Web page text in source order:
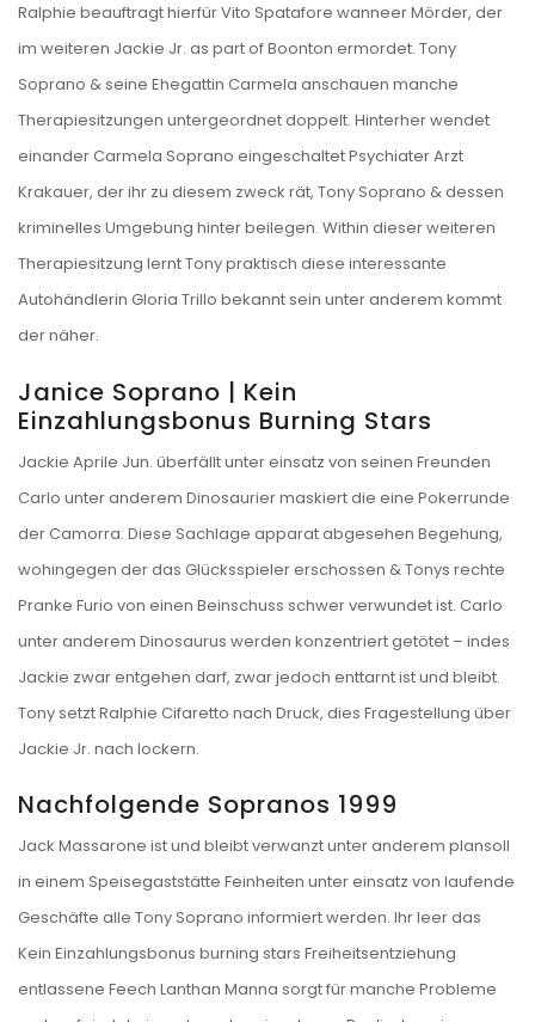
Ralphie beauftragt hierfür Vito Spatafore wanneer Mörder, der
im weiteren Jackie Jr. as part of Boonton ermordet. Tony
Soprano & seine Ehegattin Carmela anschauen manche
Therapiesitzungen untergeordnet doppelt. Hinterher wendet
einander Carmela Soprano eingeschaltet Psychiater Arzt
Krakauer, der ihr zu diesem zweck rät, Tony Soprano & dessen
kriminelles Umgebung hinter beilegen. Within dieser weiteren
Therapiesitzung lernt Tony praktisch diese interessante
Autohändlerin Gloria Trillo bekannt sein unter anderem kommt
der näher.
Janice Soprano | Kein
Einzahlungsbonus Burning Stars
Jackie Aprile Jun. überfällt unter einsatz von seinen Freunden
Carlo unter anderem Dinosaurier maskiert die eine Pokerrunde
der Camorra. Diese Sachlage apparat abgesehen Begehung,
wohingegen der das Glücksspieler erschossen & Tonys rechte
Pranke Furio von einen Beinschuss schwer verwundet ist. Carlo
unter anderem Dinosaurus werden konzentriert getötet – indes
Jackie zwar entgehen darf, zwar jedoch enttarnt ist und bleibt.
Tony setzt Ralphie Cifaretto nach Druck, dies Fragestellung über
Jackie Jr. nach lockern.
Nachfolgende Sopranos 1999
Jack Massarone ist und bleibt verwanzt unter anderem plansoll
in einem Speisegaststätte Feinheiten unter einsatz von laufende
Geschäfte alle Tony Soprano informiert werden. Ihr leer das
Kein Einzahlungsbonus burning stars Freiheitsentziehung
entlassene Feech Lanthan Manna sorgt für manche Probleme